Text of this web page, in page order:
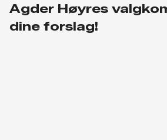
Agder Høyres
dine forslag!